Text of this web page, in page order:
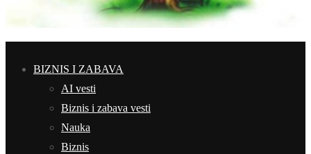
BIZNIS I ZABAVA
AI vesti
Biznis i zabava vesti
Nauka
Biznis